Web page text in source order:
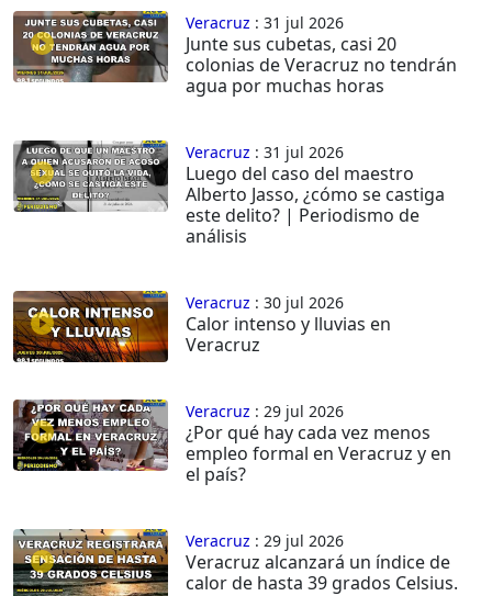
Veracruz : 31 jul 2026
Junte sus cubetas, casi 20
colonias de Veracruz no tendrán
agua por muchas horas
Veracruz : 31 jul 2026
Luego del caso del maestro
Alberto Jasso, ¿cómo se castiga
este delito? | Periodismo de
análisis
Veracruz : 30 jul 2026
Calor intenso y lluvias en
Veracruz
Veracruz : 29 jul 2026
¿Por qué hay cada vez menos
empleo formal en Veracruz y en
el país?
Veracruz : 29 jul 2026
Veracruz alcanzará un índice de
calor de hasta 39 grados Celsius.